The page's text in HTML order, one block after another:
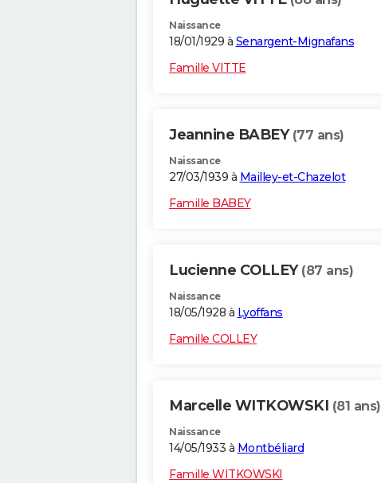
Naissance
18/01/1929 à Senargent-Mignafans
Famille VITTE
Jeannine BABEY (77 ans)
Naissance
27/03/1939 à Mailley-et-Chazelot
Famille BABEY
Lucienne COLLEY (87 ans)
Naissance
18/05/1928 à Lyoffans
Famille COLLEY
Marcelle WITKOWSKI (81 ans)
Naissance
14/05/1933 à Montbéliard
Famille WITKOWSKI